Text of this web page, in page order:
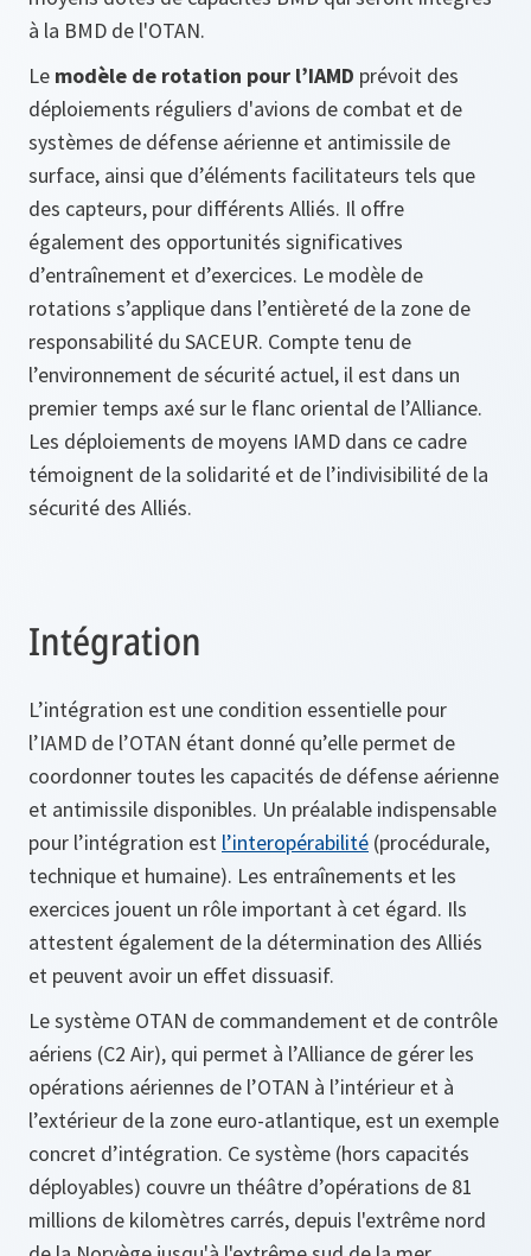
à la BMD de l'OTAN.
Le modèle de rotation pour l’IAMD prévoit des
déploiements réguliers d'avions de combat et de
systèmes de défense aérienne et antimissile de
surface, ainsi que d’éléments facilitateurs tels que
des capteurs, pour différents Alliés. Il offre
également des opportunités significatives
d’entraînement et d’exercices. Le modèle de
rotations s’applique dans l’entièreté de la zone de
responsabilité du SACEUR. Compte tenu de
l’environnement de sécurité actuel, il est dans un
premier temps axé sur le flanc oriental de l’Alliance.
Les déploiements de moyens IAMD dans ce cadre
témoignent de la solidarité et de l’indivisibilité de la
sécurité des Alliés.
Intégration
L’intégration est une condition essentielle pour
l’IAMD de l’OTAN étant donné qu’elle permet de
coordonner toutes les capacités de défense aérienne
et antimissile disponibles. Un préalable indispensable
pour l’intégration est l’interopérabilité (procédurale,
technique et humaine). Les entraînements et les
exercices jouent un rôle important à cet égard. Ils
attestent également de la détermination des Alliés
et peuvent avoir un effet dissuasif.
Le système OTAN de commandement et de contrôle
aériens (C2 Air), qui permet à l’Alliance de gérer les
opérations aériennes de l’OTAN à l’intérieur et à
l’extérieur de la zone euro-atlantique, est un exemple
concret d’intégration. Ce système (hors capacités
déployables) couvre un théâtre d’opérations de 81
millions de kilomètres carrés, depuis l'extrême nord